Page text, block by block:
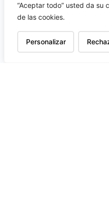
“Aceptar todo” usted da su
de las cookies.
Personalizar
Suscríbete
Más de70.000
esta